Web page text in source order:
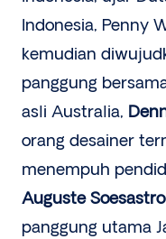
Indonesia, Penny
kemudian
panggung
asli Australia,
orang desainer
menempuh
Auguste Soesastro
panggung utama